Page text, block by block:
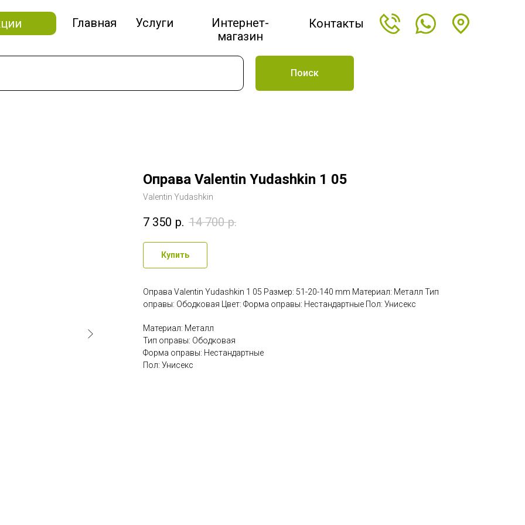
Главная Услуги
Интернет-
магазин
Контакты
Поиск
Оправа Valentin Yudashkin 1 05
Valentin Yudashkin
7 350 р. 14 700 р.
Купить
Оправа Valentin Yudashkin 1 05 Размер: 51-20-140 mm Материал: Металл Тип
оправы: Ободковая Цвет: Форма оправы: Нестандартные Пол: Унисекс
Материал: Металл
Тип оправы: Ободковая
Форма оправы: Нестандартные
Пол: Унисекс